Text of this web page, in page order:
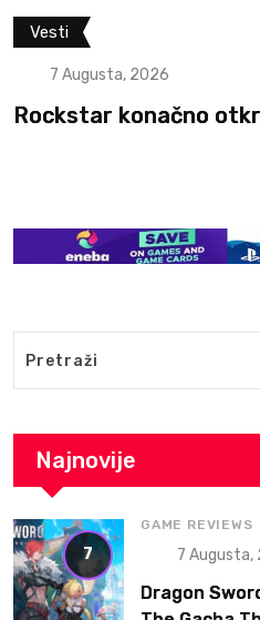
Vesti
7 Augusta, 2026
Rockstar konačno
Najnovije
7
GAME REVIEWS
7 Augusta,
Dragon